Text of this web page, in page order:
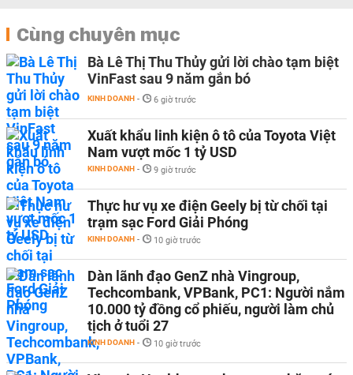
Cùng chuyên mục
Bà Lê Thị Thu Thủy gửi lời chào tạm biệt
VinFast sau 9 năm gắn bó
KINH DOANH - 6 giờ trước
Xuất khẩu linh kiện ô tô của Toyota Việt
Nam vượt mốc 1 tỷ USD
KINH DOANH - 9 giờ trước
Thực hư vụ xe điện Geely bị từ chối tại
trạm sạc Ford Giải Phóng
KINH DOANH - 10 giờ trước
Dàn lãnh đạo GenZ nhà Vingroup,
Techcombank, VPBank, PC1: Người nắm
10.000 tỷ đồng cổ phiếu, người làm chủ
tịch ở tuổi 27
KINH DOANH - 10 giờ trước